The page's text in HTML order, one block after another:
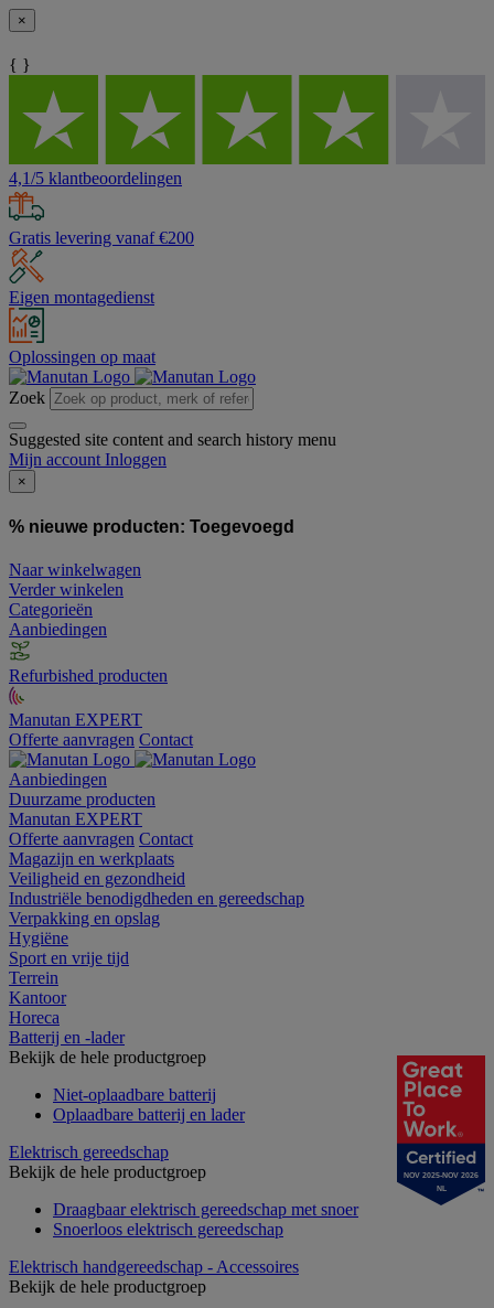
×
{ }
4,1/5 klantbeoordelingen
Gratis levering vanaf €200
Eigen montagedienst
Oplossingen op maat
Zoek
Suggested site content and search history menu
Mijn account Inloggen
×
% nieuwe producten: Toegevoegd
Naar winkelwagen
Verder winkelen
Categorieën
Aanbiedingen
Refurbished producten
Manutan EXPERT
Offerte aanvragen Contact
Aanbiedingen
Duurzame producten
Manutan EXPERT
Offerte aanvragen Contact
Magazijn en werkplaats
Veiligheid en gezondheid
Industriële benodigdheden en gereedschap
Verpakking en opslag
Hygiëne
Sport en vrije tijd
Terrein
Kantoor
Horeca
Batterij en -lader
Bekijk de hele productgroep
Niet-oplaadbare batterij
Oplaadbare batterij en lader
Elektrisch gereedschap
Bekijk de hele productgroep
Draagbaar elektrisch gereedschap met snoer
Snoerloos elektrisch gereedschap
Elektrisch handgereedschap - Accessoires
Bekijk de hele productgroep
NOV 2025-NOV 2026
NL